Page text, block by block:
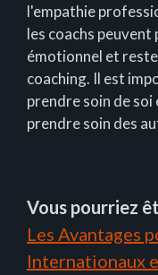
l'empathie
les coachs peuvent
émotionnel et
coaching. Il est
prendre soin de
prendre soin des
Vous pourriez
Les Avantages
Internationaux